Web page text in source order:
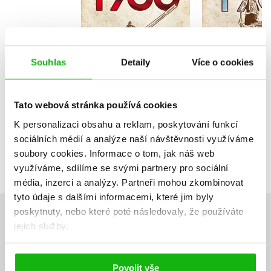
Souhlas Detaily Více o cookies
Tato webová stránka používá cookies
K personalizaci obsahu a reklam, poskytování funkcí
sociálních médií a analýze naší návštěvnosti využíváme
soubory cookies. Informace o tom, jak náš web
využíváme, sdílíme se svými partnery pro sociální
média, inzerci a analýzy. Partneři mohou zkombinovat
tyto údaje s dalšími informacemi, které jim byly
poskytnuty, nebo které poté následovaly, že používáte
jejich služby.
Povolit vše
Do košíku
399 Kč
319 Kč
Do
319 Kč
HODNOCENÍ ČTENÁŘŮ
V současné době nejsou vytvořena žádná uživatelská hodnocení.